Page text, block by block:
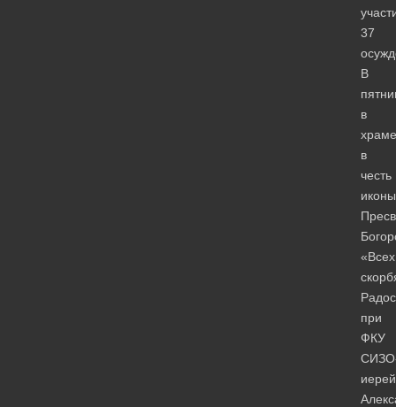
37
В
в
храме
в
честь
иконы
«Всех
при
ФКУ
иерей